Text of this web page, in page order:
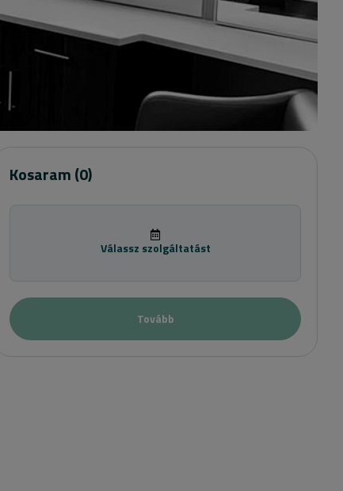
Kosaram(0)
Válassz szolgáltatást
Tovább